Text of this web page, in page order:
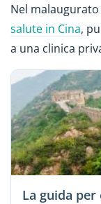
Nel
salute in Cina,
a una clinica
La guida